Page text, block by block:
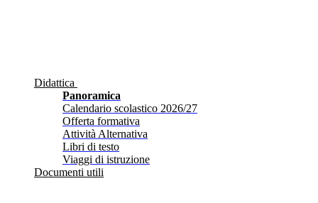
Didattica
Panoramica
Calendario scolastico 2026/27
Offerta formativa
Attività Alternativa
Libri di testo
Viaggi di istruzione
Documenti utili